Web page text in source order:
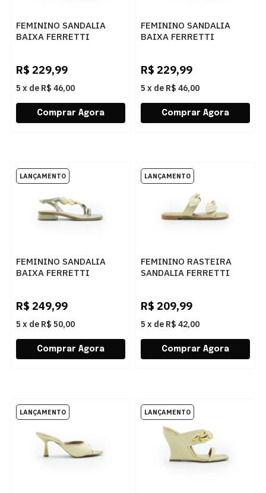
FEMININO SANDALIA
BAIXA FERRETTI
R$ 229,99
5 x de R$ 46,00
FEMININO SANDALIA
BAIXA FERRETTI
R$ 229,99
5 x de R$ 46,00
FEMININO SANDALIA
BAIXA FERRETTI
R$ 249,99
5 x de R$ 50,00
FEMININO RASTEIRA
SANDALIA FERRETTI
R$ 209,99
5 x de R$ 42,00